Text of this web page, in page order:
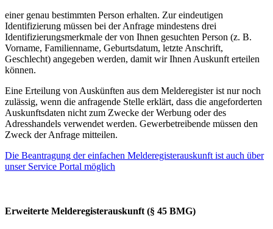
einer genau bestimmten Person erhalten. Zur eindeutigen
Identifizierung müssen bei der Anfrage mindestens drei
Identifizierungsmerkmale der von Ihnen gesuchten Person (z. B.
Vorname, Familienname, Geburtsdatum, letzte Anschrift,
Geschlecht) angegeben werden, damit wir Ihnen Auskunft erteilen
können.
Eine Erteilung von Auskünften aus dem Melderegister ist nur noch
zulässig, wenn die anfragende Stelle erklärt, dass die angeforderten
Auskunftsdaten nicht zum Zwecke der Werbung oder des
Adresshandels verwendet werden. Gewerbetreibende müssen den
Zweck der Anfrage mitteilen.
Die Beantragung der einfachen Melderegisterauskunft ist auch über
unser Service Portal möglich
Erweiterte Melderegisterauskunft (§ 45 BMG)